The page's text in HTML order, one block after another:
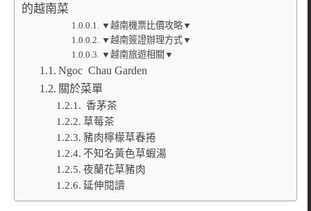
的越南菜
▼越南機票比價攻略▼
▼越南簽證辦理方式▼
▼越南旅遊相關▼
Ngoc Chau Garden
關於菜單
香茅茶
草莓茶
豬肉檸檬草春捲
不知名黃色草蝦湯
夜蘭花草豬肉
延伸閱讀